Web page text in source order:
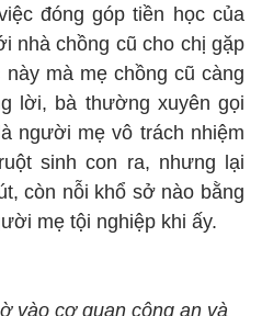
đóng góp tiền học của
nhà chồng cũ cho chị gặp
mà mẹ chồng cũ càng
lời, bà thường xuyên gọi
người mẹ vô trách nhiệm
sinh con ra, nhưng lại
còn nỗi khổ sở nào bằng
mẹ tội nghiệp khi ấy.
vào cơ quan công an và